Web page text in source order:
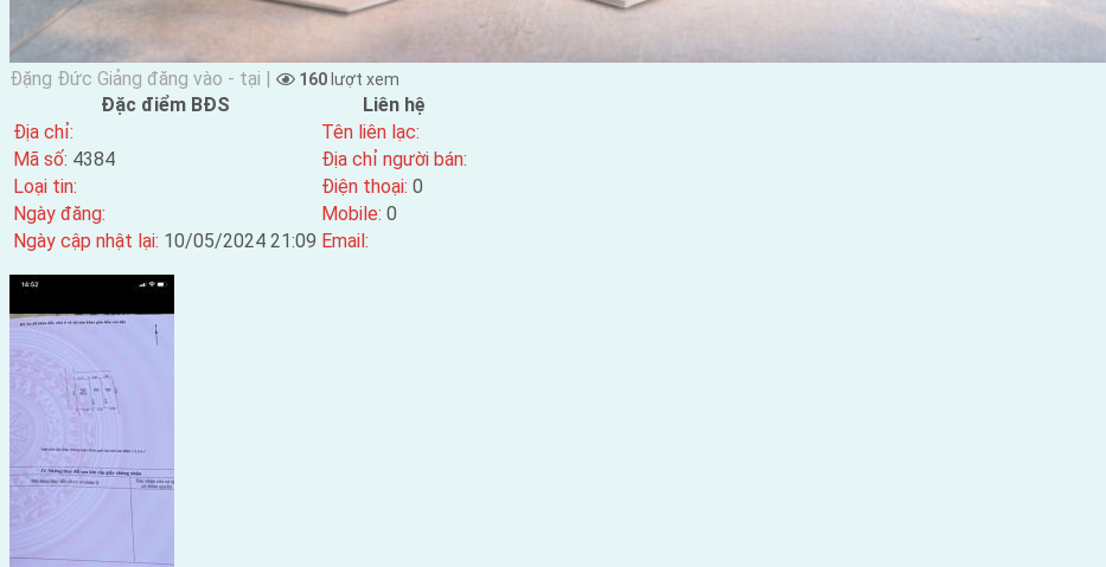
Đặng Đức Giảng đăng vào - tại | 160 lượt xem
Đặc điểm BĐS
Liên hệ
Địa chỉ:
Tên liên lạc:
Mã số: 4384
Địa chỉ người bán:
Loại tin:
Điện thoại: 0
Ngày đăng:
Mobile: 0
Ngày cập nhật lại: 10/05/2024 21:09 Email: